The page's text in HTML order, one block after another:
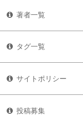
著者一覧
タグ一覧
サイトポリシー
投稿募集